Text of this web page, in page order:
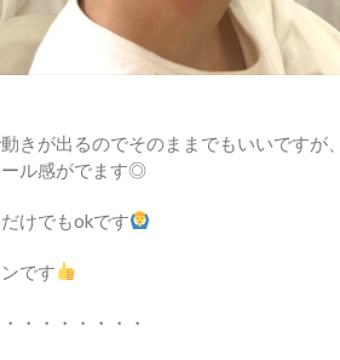
きが出るのでそのままでもいいです
ール感がでます◎
けでもokです
です
・・・・・・・